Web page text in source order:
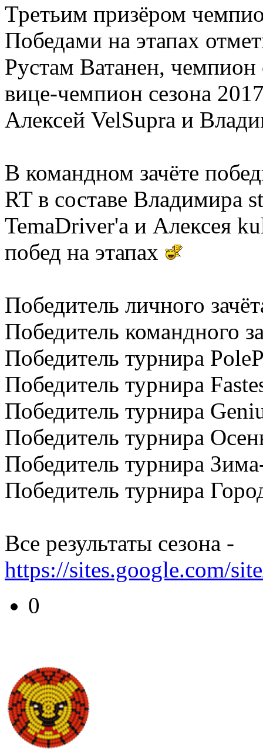
Третьим призёром
Победами на этапах
Рустам Ватанен,
вице-чемпион сезона
Алексей VelSupra и
В командном зачёте
RT в составе Владимира
TemaDriver'a и Алексея
побед на этапах
Победитель личного
Победитель командного
Победитель турнира
Победитель турнира
Победитель турнира
Победитель турнира
Победитель турнира
Победитель турнира
Все результаты сезона -
https://sites.google.com/
0